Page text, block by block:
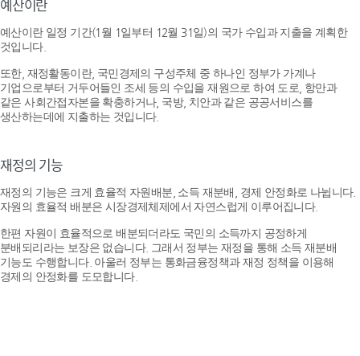
예산이란
예산이란 일정 기간(1월 1일부터 12월 31일)의 국가 수입과 지출을 계획한
것입니다.
또한, 재정활동이란, 국민경제의 구성주체 중 하나인 정부가 가계나
기업으로부터 거두어들인 조세 등의 수입을 재원으로 하여 도로, 항만과
같은 사회간접자본을 확충하거나, 국방, 치안과 같은 공공서비스를
생산하는데에 지출하는 것입니다.
재정의 기능
재정의 기능은 크게 효율적 자원배분, 소득 재분배, 경제 안정화로 나뉩니다.
자원의 효율적 배분은 시장경제체제에서 자연스럽게 이루어집니다.
한편 자원이 효율적으로 배분되더라도 국민의 소득까지 공정하게
분배되리라는 보장은 없습니다. 그래서 정부는 재정을 통해 소득 재분배
기능도 수행합니다. 아울러 정부는 통화금융정책과 재정 정책을 이용해
경제의 안정화를 도모합니다.